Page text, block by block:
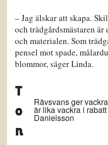
– Jag älskar att skapa.
och trädgårdsmästaren
och materialen. Som
pensel mot spade,
blommor, säger Linda.
Rävsvans ger
är lika vackra i
Danielsson
T
o
n